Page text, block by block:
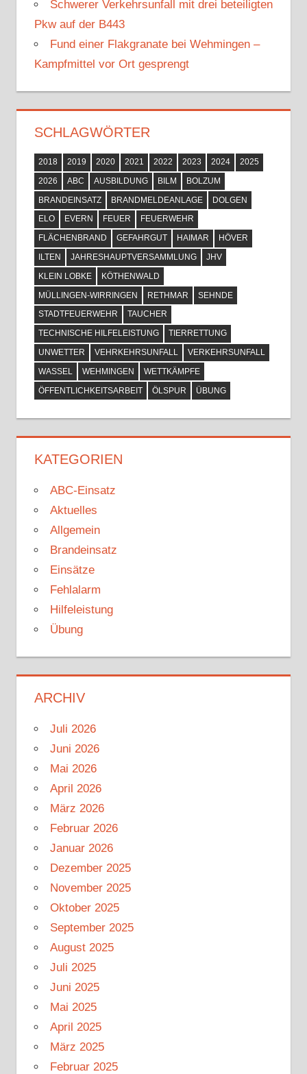
Schwerer Verkehrsunfall mit drei beteiligten
Pkw auf der B443
Fund einer Flakgranate bei Wehmingen –
Kampfmittel vor Ort gesprengt
SCHLAGWÖRTER
2018 2019 2020 2021 2022 2023 2024
2025
2026
ABC AUSBILDUNG BILM
BOLZUM
BRANDEINSATZ
BRANDMELDEANLAGE
DOLGEN
ELO
EVERN FEUER
FEUERWEHR
FLÄCHENBRAND
GEFAHRGUT HAIMAR
HÖVER
ILTEN
JAHRESHAUPTVERSAMMLUNG
JHV
KLEIN LOBKE
KÖTHENWALD
MÜLLINGEN-WIRRINGEN
RETHMAR
SEHNDE
STADTFEUERWEHR
TAUCHER
TECHNISCHE HILFELEISTUNG
TIERRETTUNG
UNWETTER
VEHRKEHRSUNFALL
VERKEHRSUNFALL
WASSEL
WEHMINGEN
WETTKÄMPFE
ÖFFENTLICHKEITSARBEIT
ÖLSPUR ÜBUNG
KATEGORIEN
ABC-Einsatz
Aktuelles
Allgemein
Brandeinsatz
Einsätze
Fehlalarm
Hilfeleistung
Übung
ARCHIV
Juli 2026
Juni 2026
Mai 2026
April 2026
März 2026
Februar 2026
Januar 2026
Dezember 2025
November 2025
Oktober 2025
September 2025
August 2025
Juli 2025
Juni 2025
Mai 2025
April 2025
März 2025
Februar 2025